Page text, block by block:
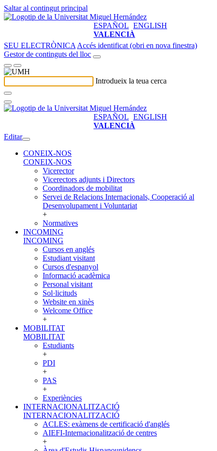
Saltar al contingut principal
ESPAÑOL ENGLISH
VALENCIÀ
SEU ELECTRÒNICA Accés identificat (obri en nova finestra)
Gestor de continguts del lloc
Introdueix la teua cerca
ESPAÑOL ENGLISH
VALENCIÀ
Editar
CONEIX-NOS
CONEIX-NOS
Vicerector
Vicerectors adjunts i Directors
Coordinadors de mobilitat
Servei de Relacions Internacionals, Cooperació al
Desenvolupament i Voluntariat
+
Normatives
INCOMING
INCOMING
Cursos en anglés
Estudiant visitant
Cursos d'espanyol
Informació acadèmica
Personal visitant
Sol·licituds
Website en xinès
Welcome Office
+
MOBILITAT
MOBILITAT
Estudiants
+
PDI
+
PAS
+
Experiències
INTERNACIONALITZACIÓ
INTERNACIONALITZACIÓ
ACLES: exàmens de certificació d'anglés
AIEFI-Internacionalització de centres
+